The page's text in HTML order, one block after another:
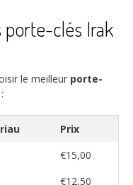
porte-clés Irak
le meilleur porte-
Prix
€15,00
€12,50